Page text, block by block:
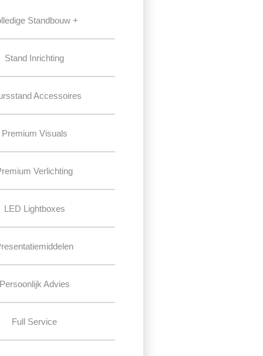
Standbouw +
Stand Inrichting
Accessoires
Premium Visuals
Verlichting
LED Lightboxes
Advies
Full Service